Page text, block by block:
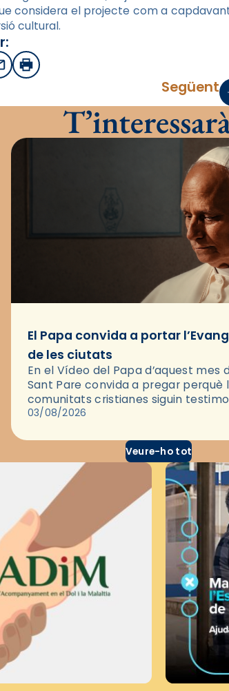
considera el projecte com a
cultural.
Imprimir
Següent
El Papa convida a portar
de les ciutats
En el Vídeo del Papa d’aquest mes
Sant Pare convida a pregar perquè
comunitats cristianes siguin
l’Evangeli enmig de les ciutats. A
03/08/2026
Veure-ho tot